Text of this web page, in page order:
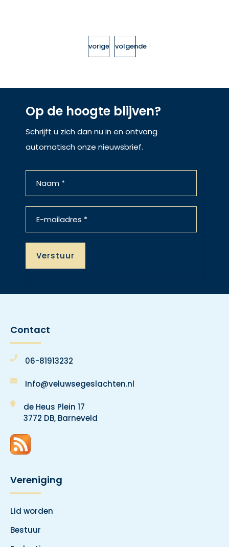
vorige volgende
Op de hoogte blijven?
Schrijft u zich dan nu in en ontvang
automatisch onze nieuwsbrief.
Contact
06-81913232
Info@veluwsegeslachten.nl
de Heus Plein 17
3772 DB, Barneveld
Vereniging
Lid worden
Bestuur